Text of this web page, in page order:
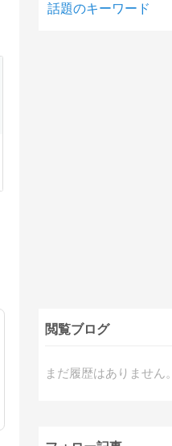
話題のキーワード
閲覧ブログ
まだ履歴はありません。